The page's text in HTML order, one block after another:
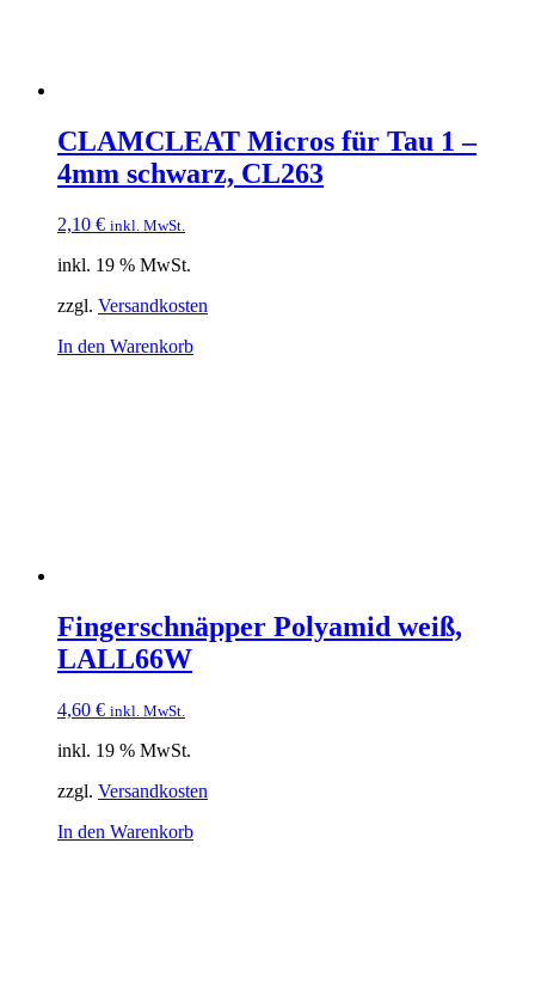
CLAMCLEAT Micros für Tau 1 –
4mm schwarz, CL263
2,10 € inkl. MwSt.
inkl. 19 % MwSt.
zzgl. Versandkosten
In den Warenkorb
Fingerschnäpper Polyamid weiß,
LALL66W
4,60 € inkl. MwSt.
inkl. 19 % MwSt.
zzgl. Versandkosten
In den Warenkorb